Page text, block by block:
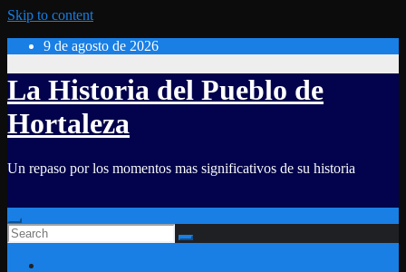
Skip to content
9 de agosto de 2026
La Historia del Pueblo de
Hortaleza
Un repaso por los momentos mas significativos de su historia